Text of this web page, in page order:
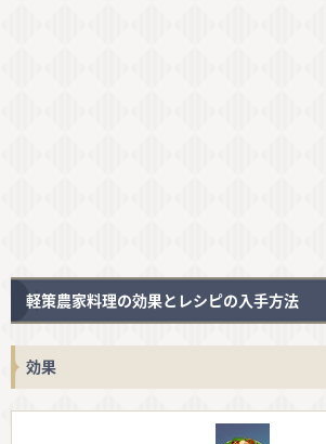
軽策農家料理の効果とレシピの入手方法
効果